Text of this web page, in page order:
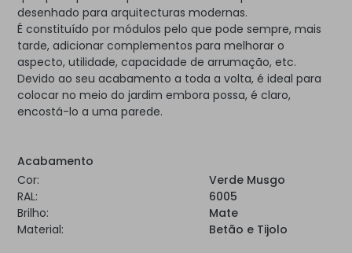
desenhado para arquitecturas modernas.
É constituído por módulos pelo que pode sempre, mais
tarde, adicionar complementos para melhorar o
aspecto, utilidade, capacidade de arrumação, etc.
Devido ao seu acabamento a toda a volta, é ideal para
colocar no meio do jardim embora possa, é claro,
encostá-lo a uma parede.
Acabamento
Cor:
Verde Musgo
RAL:
6005
Brilho:
Mate
Material:
Betão e Tijolo